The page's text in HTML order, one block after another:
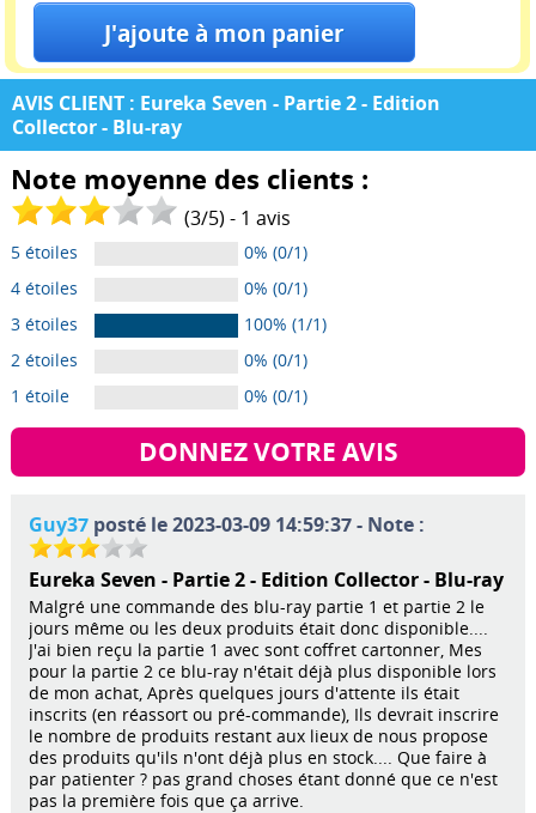
AVIS CLIENT : Eureka Seven - Partie 2 - Edition
Collector - Blu-ray
Note moyenne des clients :
(3/5) - 1 avis
5 étoiles
0% (0/1)
4 étoiles
0% (0/1)
3 étoiles
100% (1/1)
2 étoiles
0% (0/1)
1 étoile
0% (0/1)
DONNEZ VOTRE AVIS
Guy37posté le 2023-03-09 14:59:37 - Note :
Eureka Seven - Partie 2 - Edition Collector - Blu-ray
Malgré une commande des blu-ray partie 1 et partie 2 le
jours même ou les deux produits était donc disponible....
J'ai bien reçu la partie 1 avec sont coffret cartonner, Mes
pour la partie 2 ce blu-ray n'était déjà plus disponible lors
de mon achat, Après quelques jours d'attente ils était
inscrits (en réassort ou pré-commande), Ils devrait inscrire
le nombre de produits restant aux lieux de nous propose
des produits qu'ils n'ont déjà plus en stock.... Que faire à
par patienter ? pas grand choses étant donné que ce n'est
pas la première fois que ça arrive.